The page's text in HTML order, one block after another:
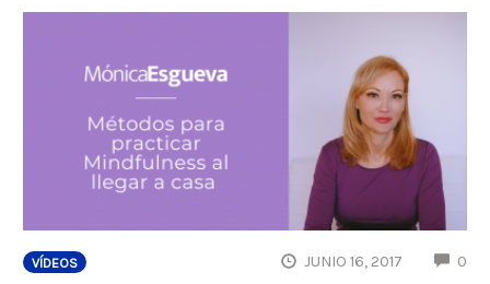
VÍDEOS JUNIO 16, 2017 0